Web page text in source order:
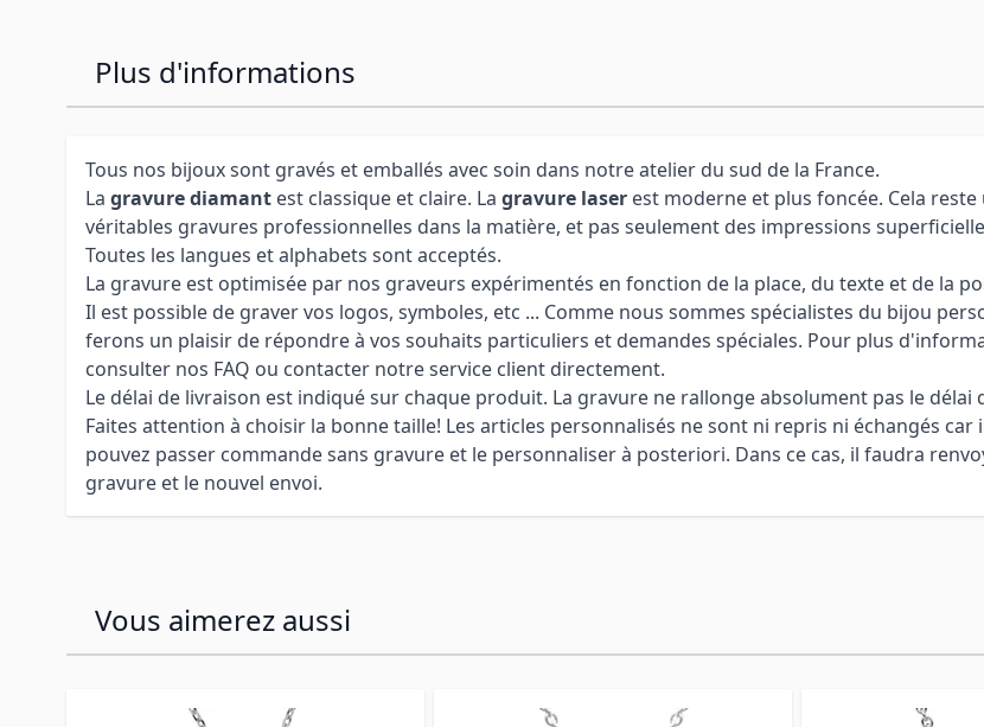
Plus d'informations
Tous nos bijoux sont gravés et emballés avec soin dans notre atelier du sud de la France.
La gravure diamant est classique et claire. La gravure laser est moderne et plus foncée. Cela
véritables gravures professionnelles dans la matière, et pas seulement des impressions
Toutes les langues et alphabets sont acceptés.
La gravure est optimisée par nos graveurs expérimentés en fonction de la place, du texte et de la
Il est possible de graver vos logos, symboles, etc ... Comme nous sommes spécialistes du bijou
ferons un plaisir de répondre à vos souhaits particuliers et demandes spéciales. Pour plus
consulter nos FAQ ou contacter notre service client directement.
Le délai de livraison est indiqué sur chaque produit. La gravure ne rallonge absolument pas le délai
Faites attention à choisir la bonne taille! Les articles personnalisés ne sont ni repris ni échangés
pouvez passer commande sans gravure et le personnaliser à posteriori. Dans ce cas, il faudra
gravure et le nouvel envoi.
Vous aimerez aussi